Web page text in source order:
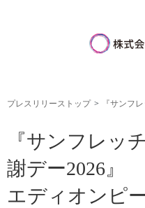
プレスリリーストップ 『サンフ
『サンフレッ
謝デー2026』
エディオンピ